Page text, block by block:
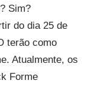
Sim?
do dia 25 de
terão como
Atualmente, os
Forme